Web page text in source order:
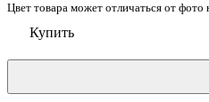
Цвет товара может отличаться от фото
Купить